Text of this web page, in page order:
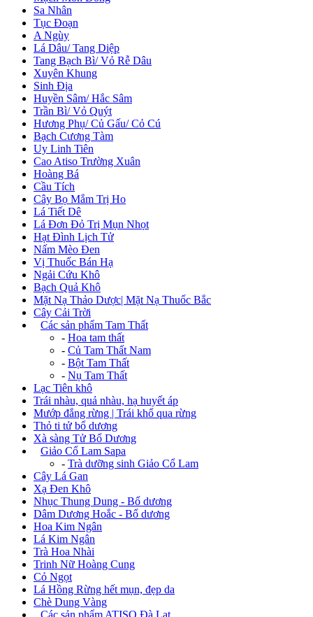
Sa Nhân
Tục Đoạn
A Ngùy
Lá Dâu/ Tang Diệp
Tang Bạch Bì/ Vỏ Rễ Dâu
Xuyên Khung
Sinh Địa
Huyền Sâm/ Hắc Sâm
Trần Bì/ Vỏ Quýt
Hương Phụ/ Củ Gấu/ Cỏ Cú
Bạch Cương Tàm
Uy Linh Tiên
Cao Atiso Trường Xuân
Hoàng Bá
Cầu Tích
Cây Bọ Mắm Trị Ho
Lá Tiết Dê
Lá Đơn Đỏ Trị Mụn Nhọt
Hạt Đình Lịch Tử
Nấm Mèo Đen
Vị Thuốc Bán Hạ
Ngải Cứu Khô
Bạch Quả Khô
Mặt Nạ Thảo Dược| Mặt Nạ Thuốc Bắc
Cây Cải Trời
Các sản phẩm Tam Thất
- Hoa tam thất
- Củ Tam Thất Nam
- Bột Tam Thất
- Nụ Tam Thất
Lạc Tiên khô
Trái nhàu, quả nhàu, hạ huyết áp
Mướp đắng rừng | Trái khổ qua rừng
Thỏ ti tử bổ dương
Xà sàng Tử Bổ Dương
Giảo Cổ Lam Sapa
- Trà dưỡng sinh Giảo Cổ Lam
Cây Lá Gan
Xạ Đen Khô
Nhục Thung Dung - Bổ dương
Dâm Dương Hoắc - Bổ dương
Hoa Kim Ngân
Lá Kim Ngân
Trà Hoa Nhài
Trinh Nữ Hoàng Cung
Cỏ Ngọt
Lá Hồng Rừng hết mụn, đẹp da
Chè Dung Vàng
Các sản phẩm ATISO Đà Lạt